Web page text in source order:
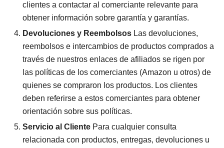
clientes a contactar al comerciante relevante para
obtener información sobre garantía y garantías.
Devoluciones y Reembolsos Las devoluciones,
reembolsos e intercambios de productos comprados a
través de nuestros enlaces de afiliados se rigen por
las políticas de los comerciantes (Amazon u otros) de
quienes se compraron los productos. Los clientes
deben referirse a estos comerciantes para obtener
orientación sobre sus políticas.
Servicio al Cliente Para cualquier consulta
relacionada con productos, entregas, devoluciones u